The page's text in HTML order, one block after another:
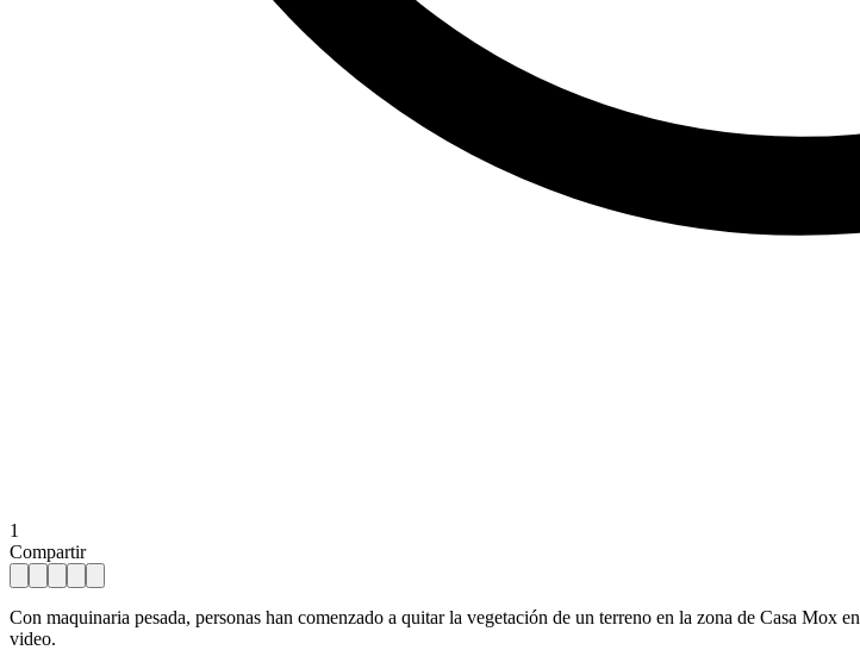
1
Compartir
Con maquinaria pesada, personas han comenzado a quitar la vegetación de un terreno en la zona de Casa Mox en
video.